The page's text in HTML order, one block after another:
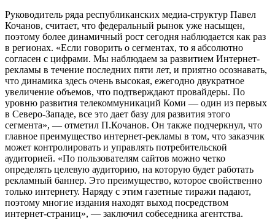
Руководитель ряда республиканских медиа-структур Павел
Кочанов, считает, что федеральный рынок уже насыщен,
поэтому более динамичный рост сегодня наблюдается как раз
в регионах. «Если говорить о сегментах, то я абсолютно
согласен с цифрами. Мы наблюдаем за развитием Интернет-
рекламы в течение последних пяти лет, и приятно осознавать,
что динамика здесь очень высокая, ежегодно двукратное
увеличение объемов, что подтверждают провайдеры. По
уровню развития телекоммуникаций Коми — один из первых
в Северо-Западе, все это дает базу для развития этого
сегмента», — отметил П.Кочанов. Он также подчеркнул, что
главное преимущество интернет-рекламы в том, что заказчик
может контролировать и управлять потребительской
аудиторией. «По пользователям сайтов можно четко
определять целевую аудиторию, на которую будет работать
рекламный баннер. Это преимущество, которое свойственно
только интернету. Наряду с этим газетные тиражи падают,
поэтому многие издания находят выход посредством
интернет-страниц», — заключил собеседника агентства.